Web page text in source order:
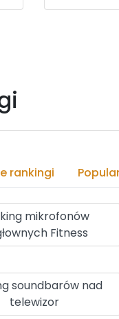
rankingi
mikrofonów
Fitness
soundbarów nad
telewizor